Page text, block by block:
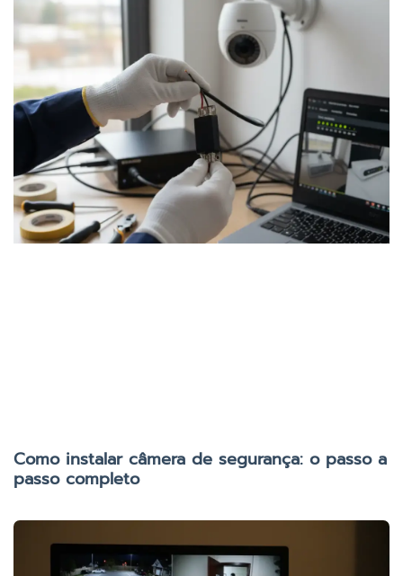
Como instalar câmera de segurança: o passo a
passo completo